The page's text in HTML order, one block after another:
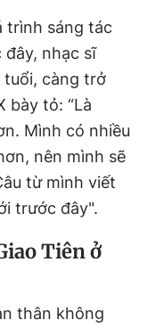
trình sáng tác
nhạc sĩ
tuổi, càng trở
bày tỏ: “Là
Mình có nhiều
nên mình sẽ
từ mình viết
trước đây".
Tiên ở
thân không